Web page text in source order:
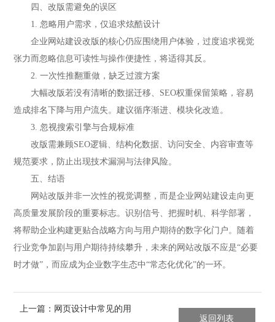
四、改版需避免的误区
1. 忽略用户需求，仅追求炫酷设计
企业网站建设改版的核心仍应围绕用户体验，过度追求视觉
张力而忽略信息可读性与操作便捷性，将适得其反。
2. 一次性推翻重做，缺乏过渡方案
大幅改版若没有清晰的数据迁移、SEO权重保留策略，容易
造成排名下降与用户流失。建议循序渐进、模块化改造。
3. 忽视搜索引擎与合规标准
改版需兼顾SEO逻辑、结构化数据、访问安全、内容审查等
规范要求，防止出现技术漏洞与法律风险。
五、结语
网站改版并非一次性的视觉调整，而是企业网站建设走向更
高质量发展阶段的重要标志。识别信号、把握时机、科学部署，
将帮助企业构建更贴合战略方向与用户期待的数字化门户。随着
行业竞争加剧与用户期待持续攀升，未来的网站改版不应是“必要
时才做”，而应成为企业数字生态中“常态化优化”的一环。
上一篇：网页设计中常见的用
返回列表